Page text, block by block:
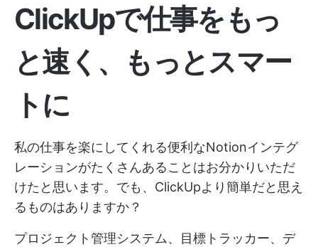
ClickUpで仕事をもっ
と速く、もっとスマー
トに
私の仕事を楽にしてくれる便利なNotionインテグ
レーションがたくさんあることはお分かりいただ
けたと思います。でも、ClickUpより簡単だと思え
るものはありますか？
プロジェクト管理システム、目標トラッカー、デ